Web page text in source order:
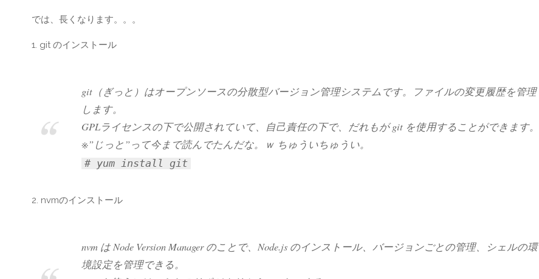
では、長くなります。。。
1. git のインストール
git（ぎっと）はオープンソースの分散型バージョン管理システムです。ファイルの変更履歴を管理
します。
GPLライセンスの下で公開されていて、自己責任の下で、だれもが git を使用することができます。
※”じっと”って今まで読んでたんだな。ｗ ちゅういちゅうい。
# yum install git
2. nvmのインストール
nvm は Node Version Manager のことで、Node.js のインストール、バージョンごとの管理、シェルの環
境設定を管理できる。